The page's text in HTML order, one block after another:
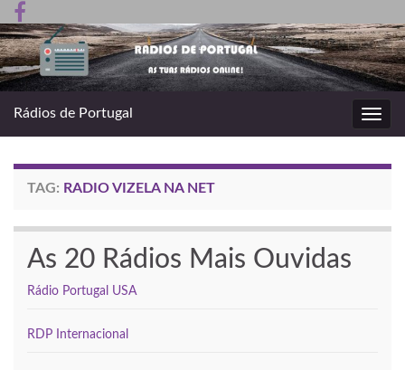
Rádios de Portugal
TAG: RADIO VIZELA NA NET
As 20 Rádios Mais Ouvidas
Rádio Portugal USA
RDP Internacional